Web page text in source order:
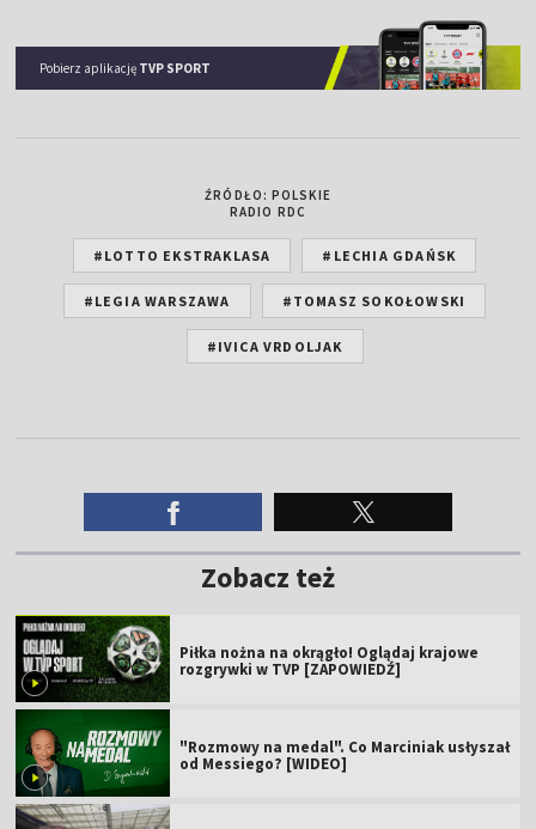
Pobierz aplikację TVP SPORT
ŹRÓDŁO: POLSKIE
RADIO RDC
#LOTTO EKSTRAKLASA #LECHIA GDAŃSK
#LEGIA WARSZAWA #TOMASZ SOKOŁOWSKI
#IVICA VRDOLJAK
Zobacz też
Piłka nożna na okrągło! Oglądaj krajowe
rozgrywki w TVP [ZAPOWIEDŹ]
"Rozmowy na medal". Co Marciniak usłyszał
od Messiego? [WIDEO]